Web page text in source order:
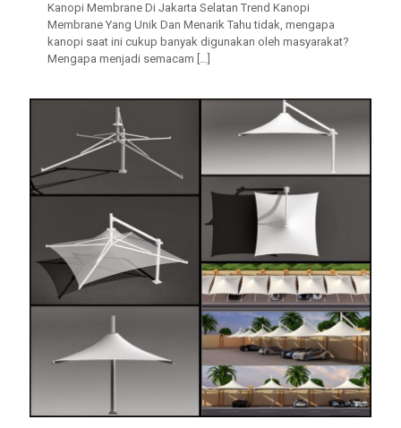
Kanopi Membrane Di Jakarta Selatan Trend Kanopi
Membrane Yang Unik Dan Menarik Tahu tidak, mengapa
kanopi saat ini cukup banyak digunakan oleh masyarakat?
Mengapa menjadi semacam […]